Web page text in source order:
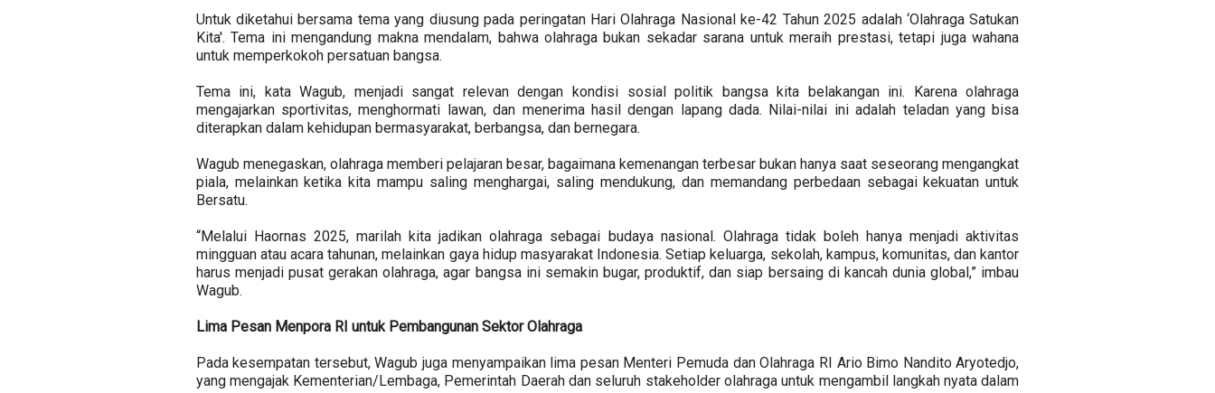
Untuk diketahui bersama tema yang diusung pada peringatan Hari Olahraga Nasional ke-42 Tahun 2025 adalah ‘Olahraga Satukan
Kita'. Tema ini mengandung makna mendalam, bahwa olahraga bukan sekadar sarana untuk meraih prestasi, tetapi juga wahana
untuk memperkokoh persatuan bangsa.
Tema ini, kata Wagub, menjadi sangat relevan dengan kondisi sosial politik bangsa kita belakangan ini. Karena olahraga
mengajarkan sportivitas, menghormati lawan, dan menerima hasil dengan lapang dada. Nilai-nilai ini adalah teladan yang bisa
diterapkan dalam kehidupan bermasyarakat, berbangsa, dan bernegara.
Wagub menegaskan, olahraga memberi pelajaran besar, bagaimana kemenangan terbesar bukan hanya saat seseorang mengangkat
piala, melainkan ketika kita mampu saling menghargai, saling mendukung, dan memandang perbedaan sebagai kekuatan untuk
Bersatu.
“Melalui Haornas 2025, marilah kita jadikan olahraga sebagai budaya nasional. Olahraga tidak boleh hanya menjadi aktivitas
mingguan atau acara tahunan, melainkan gaya hidup masyarakat Indonesia. Setiap keluarga, sekolah, kampus, komunitas, dan kantor
harus menjadi pusat gerakan olahraga, agar bangsa ini semakin bugar, produktif, dan siap bersaing di kancah dunia global,” imbau
Wagub.
Lima Pesan Menpora RI untuk Pembangunan Sektor Olahraga
Pada kesempatan tersebut, Wagub juga menyampaikan lima pesan Menteri Pemuda dan Olahraga RI Ario Bimo Nandito Aryotedjo,
yang mengajak Kementerian/Lembaga, Pemerintah Daerah dan seluruh stakeholder olahraga untuk mengambil langkah nyata dalam